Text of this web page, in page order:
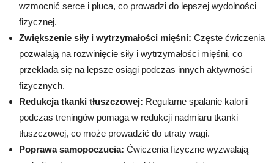
wzmocnić serce i płuca, co prowadzi do lepszej wydolności
fizycznej.
Zwiększenie siły i wytrzymałości mięśni: Częste ćwiczenia
pozwalają na rozwinięcie siły i wytrzymałości mięśni, co
przekłada się na lepsze osiągi podczas innych aktywności
fizycznych.
Redukcja tkanki tłuszczowej: Regularne spalanie kalorii
podczas treningów pomaga w redukcji nadmiaru tkanki
tłuszczowej, co może prowadzić do utraty wagi.
Poprawa samopoczucia: Ćwiczenia fizyczne wyzwalają